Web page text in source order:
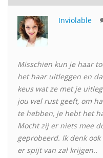
Inviolable
Misschien kun je haar
het haar uitleggen en
keus wat ze met je
jou wel rust geeft, om
te hebben, je hebt het
Mocht zij er niets mee
geprobeerd. Ik denk
er spijt van zal krijgen..